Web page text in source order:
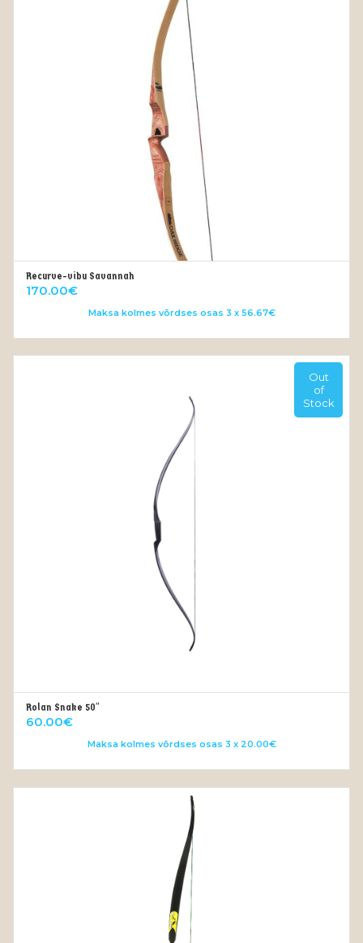
Recurve-vibu Savannah
170.00€
Maksa kolmes võrdses osas 3 x 56.67€
Out
of
Stock
Rolan Snake 50″
60.00€
Maksa kolmes võrdses osas 3 x 20.00€